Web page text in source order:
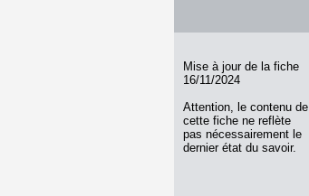
Mise à jour de la fiche
16/11/2024
Attention, le contenu de
cette fiche ne reflète
pas nécessairement le
dernier état du savoir.